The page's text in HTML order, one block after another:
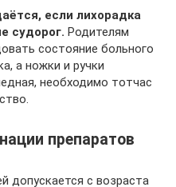
если лихорадка
судорог. Родителям
состояние больного
а ножки и ручки
необходимо тотчас
препаратов
допускается с возраста